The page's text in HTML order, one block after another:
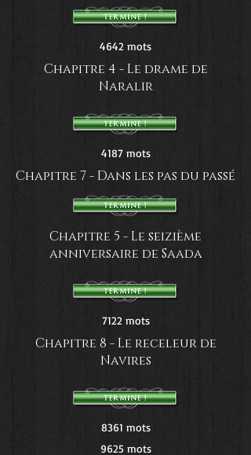
4642 mots
Chapitre 4 - Le drame de
Naralir
4187 mots
Chapitre 7 - Dans les pas du passé
Chapitre 5 - Le seizième
anniversaire de Saada
7122 mots
Chapitre 8 - Le receleur de
Navires
8361 mots
9625 mots